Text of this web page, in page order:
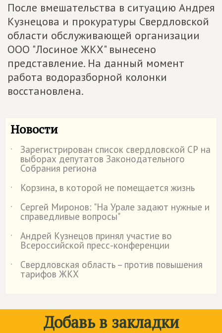
После вмешательства в ситуацию Андрея
Кузнецова и прокуратуры Свердловской
области обслуживающей организации
ООО "Лосиное ЖКХ" вынесено
представление. На данный момент
работа водоразборной колонки
восстановлена.
Новости
˙ Зарегистрирован список свердловской СР на
выборах депутатов Законодательного
Собрания региона
˙
Корзина, в которой не помещается жизнь
˙
Сергей Миронов: "На Урале задают нужные и
справедливые вопросы"
˙
Андрей Кузнецов принял участие во
Всероссийской пресс-конференции
˙
Свердловская область – против повышения
тарифов ЖКХ
Добавь в закладки